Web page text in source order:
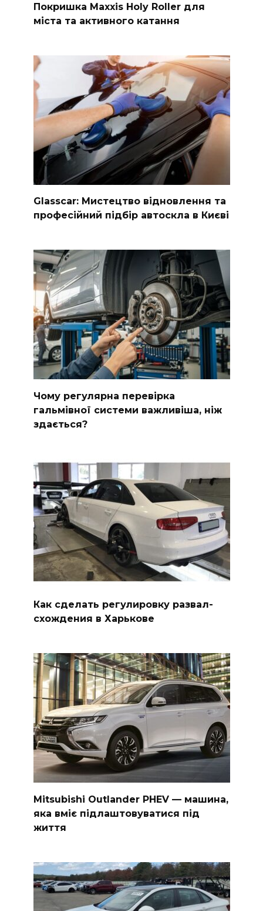
Покришка Maxxis Holy Roller для
міста та активного катання
Glasscar: Мистецтво відновлення та
професійний підбір автоскла в Києві
Чому регулярна перевірка
гальмівної системи важливіша, ніж
здається?
Как сделать регулировку развал-
схождения в Харькове
Mitsubishi Outlander PHEV — машина,
яка вміє підлаштовуватися під
життя